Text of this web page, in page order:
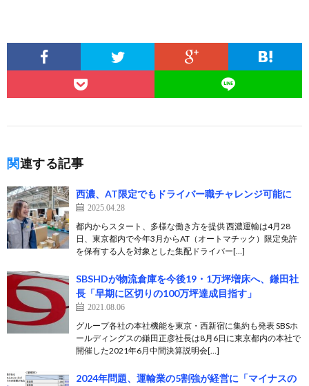
関連する記事
西濃、AT限定でもドライバー職チャレンジ可能に
2025.04.28
都内からスタート、多様な働き方を提供 西濃運輸は4月28
日、東京都内で今年3月からAT（オートマチック）限定免許
を保有する人を対象とした集配ドライバー[…]
SBSHDが物流倉庫を今後19・1万坪増床へ、鎌田社
長「早期に区切りの100万坪達成目指す」
2021.08.06
グループ各社の本社機能を東京・西新宿に集約も発表 SBSホ
ールディングスの鎌田正彦社長は8月6日に東京都内の本社で
開催した2021年6月中間決算説明会[…]
2024年問題、運輸業の5割強が経営に「マイナスの